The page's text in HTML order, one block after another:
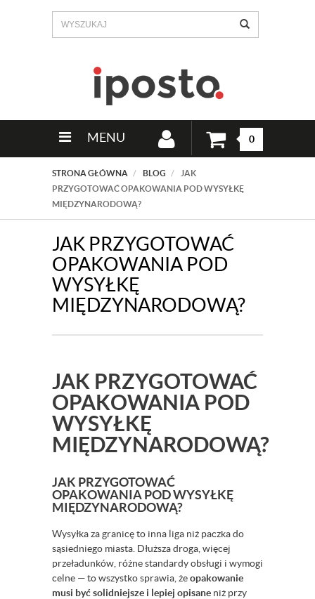
MENU 0
STRONA GŁÓWNA BLOG
JAK
PRZYGOTOWAĆ OPAKOWANIA POD WYSYŁKĘ
MIĘDZYNARODOWĄ?
JAK PRZYGOTOWAĆ
OPAKOWANIA POD
WYSYŁKĘ
MIĘDZYNARODOWĄ?
JAK PRZYGOTOWAĆ
OPAKOWANIA POD
WYSYŁKĘ
MIĘDZYNARODOWĄ?
JAK PRZYGOTOWAĆ
OPAKOWANIA POD WYSYŁKĘ
MIĘDZYNARODOWĄ?
Wysyłka za granicę to inna liga niż paczka do
sąsiedniego miasta. Dłuższa droga, więcej
przeładunków, różne standardy obsługi i wymogi
celne — to wszystko sprawia, żeopakowanie
musi być solidniejsze i lepiej opisane niż przy